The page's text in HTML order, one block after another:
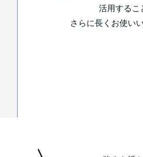
活用するこ
さらに長くお使い